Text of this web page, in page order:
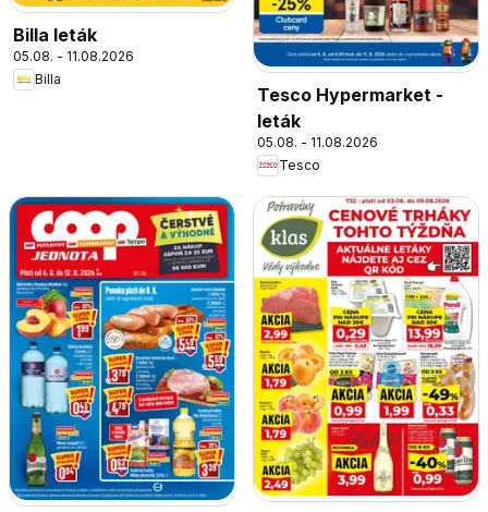
Billa leták
05.08. - 11.08.2026
Billa
Tesco Hypermarket -
leták
05.08. - 11.08.2026
Tesco